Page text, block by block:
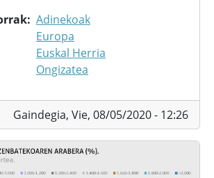
Adinekoak
Europa
Euskal Herria
Ongizatea
Gaindegia, Vie, 08/05/2020 - 12:26